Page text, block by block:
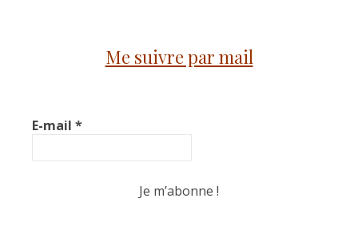
Me suivre par mail
E-mail *